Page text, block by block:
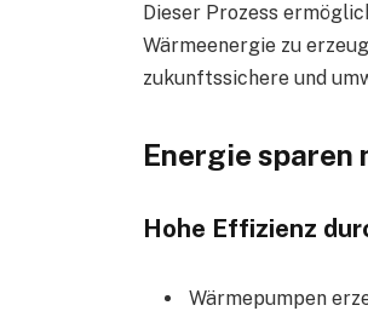
Dieser Prozess
Wärmeenergie zu
zukunftssichere und
Energie sparen
Hohe Effizienz
Wärmepumpen